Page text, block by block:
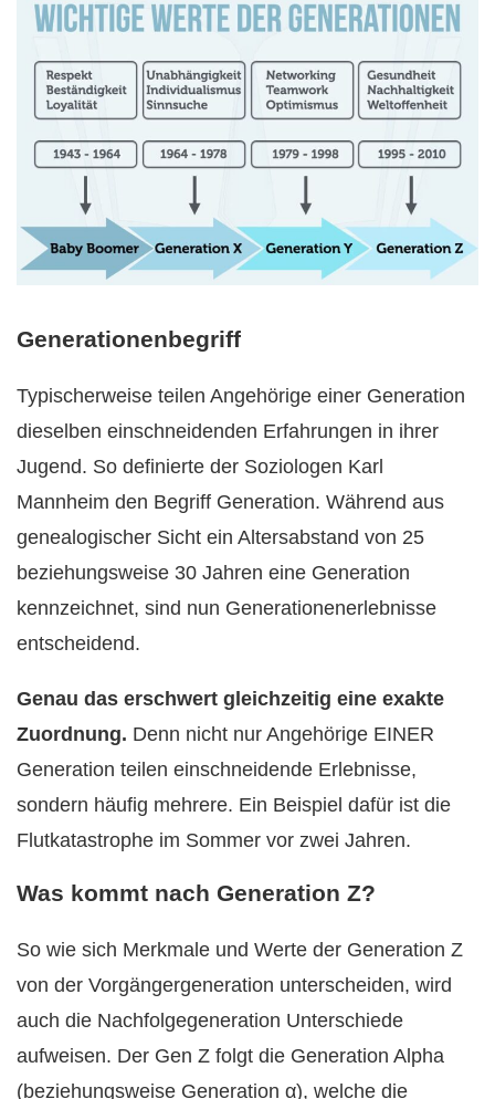
Generationenbegriff
Typischerweise teilen Angehörige einer Generation
dieselben einschneidenden Erfahrungen in ihrer
Jugend. So definierte der Soziologen Karl
Mannheim den Begriff Generation. Während aus
genealogischer Sicht ein Altersabstand von 25
beziehungsweise 30 Jahren eine Generation
kennzeichnet, sind nun Generationenerlebnisse
entscheidend.
Genau das erschwert gleichzeitig eine exakte
Zuordnung. Denn nicht nur Angehörige EINER
Generation teilen einschneidende Erlebnisse,
sondern häufig mehrere. Ein Beispiel dafür ist die
Flutkatastrophe im Sommer vor zwei Jahren.
Was kommt nach Generation Z?
So wie sich Merkmale und Werte der Generation Z
von der Vorgängergeneration unterscheiden, wird
auch die Nachfolgegeneration Unterschiede
aufweisen. Der Gen Z folgt die Generation Alpha
(beziehungsweise Generation α), welche die